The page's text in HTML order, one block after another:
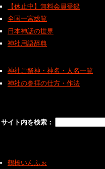
【休止中】無料会員登録
全国一宮総覧
日本神話の世界
神社用語辞典
神社ご祭神・神名・人名一覧
神社の参拝の仕方・作法
サイト内を検索：
鶴橋いんふぉ